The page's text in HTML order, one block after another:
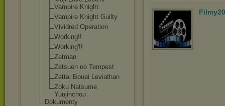
Vampire Knight
Vampire Knight Guilty
Vividred Operation
Working!!
Working'!!
Zetman
Zetsuen no Tempest
Zettai Bouei Leviathan
Zoku Natsume
Yuujinchou
Dokumenty